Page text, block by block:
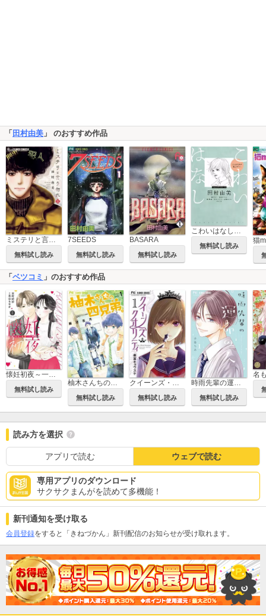
「 田村由美 」 のおすすめ作品
無料試し読み
7SEEDS
無料試し読み
BASARA
無料試し読み
こわいはなし 大人のための極上ホラー
無料試し読み
「ベツコミ 」のおすすめ作品
懐妊初夜～一途な社長は求愛の手を緩めない～
無料試し読み
柚木さんちの四兄弟。
無料試し読み
クイーンズ・クオリティ
無料試し読み
時雨先輩の運命の人
無料試し読み
読み方を選択
アプリで読む ウェブで読む
専用アプリのダウンロード
サクサクまんがを読めて多機能！
新刊通知を受け取る
会員登録をすると「きねづかん」新刊配信のお知らせが受け取れます。